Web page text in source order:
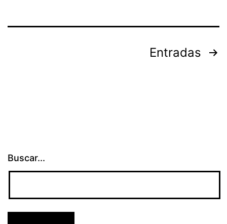
Entradas
Buscar...